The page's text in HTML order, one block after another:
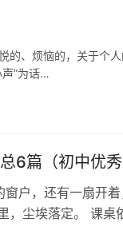
的、烦恼的，关于个
”为话…
6篇（初中优秀
窗户，还有一扇开
，尘埃落定。 课桌